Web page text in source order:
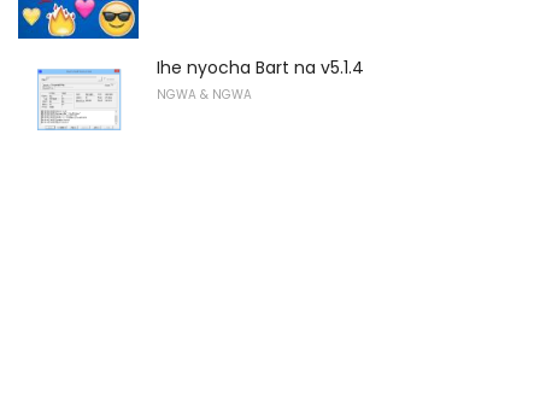
Ihe nyocha Bart na v5.1.4
NGWA & NGWA